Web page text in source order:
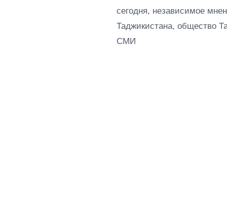
сегодня, независимое
Таджикистана, общество
СМИ